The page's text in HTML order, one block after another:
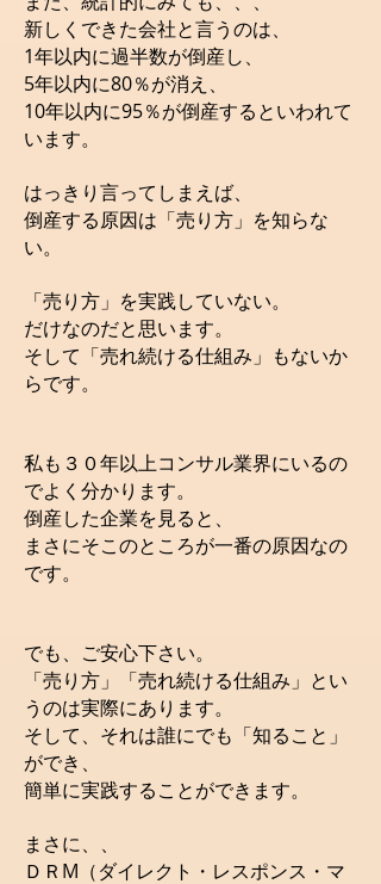
新しくできた会社と言うのは、
1年以内に過半数が倒産し、
5年以内に80％が消え、
10年以内に95％が倒産するといわれて
います。
はっきり言ってしまえば、
倒産する原因は「売り方」を知らな
い。
「売り方」を実践していない。
だけなのだと思います。
そして「売れ続ける仕組み」もないか
らです。
私も３０年以上コンサル業界にいるの
でよく分かります。
倒産した企業を見ると、
まさにそこのところが一番の原因なの
です。
でも、ご安心下さい。
「売り方」「売れ続ける仕組み」とい
うのは実際にあります。
そして、それは誰にでも「知ること」
ができ、
簡単に実践することができます。
まさに、、
ＤＲM（ダイレクト・レスポンス・マ